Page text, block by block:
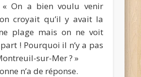
« On a bien voulu venir
croyait qu’il y avait la
plage mais on ne voit
! Pourquoi il n’y a pas
sur-Mer ? »
n’a de réponse.